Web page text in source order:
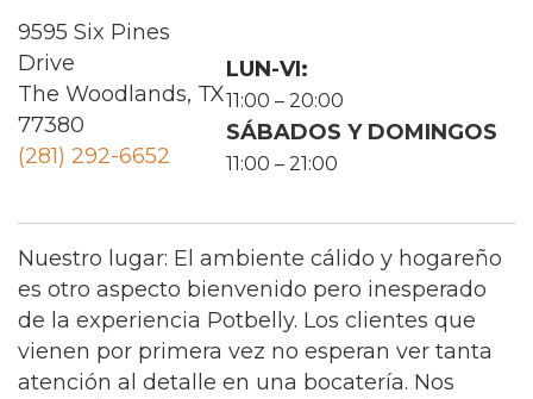
9595 Six Pines
Drive
The Woodlands, TX
77380
(281) 292-6652
LUN-VI:
11:00 – 20:00
SÁBADOS Y DOMINGOS
11:00 – 21:00
Nuestro lugar: El ambiente cálido y hogareño
es otro aspecto bienvenido pero inesperado
de la experiencia Potbelly. Los clientes que
vienen por primera vez no esperan ver tanta
atención al detalle en una bocatería. Nos